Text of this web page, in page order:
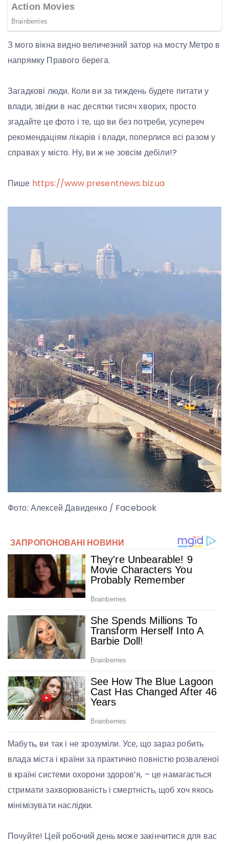
З мого вікна видно величезний затор на мосту Метро в
напрямку Правого берега.
Загадкові люди. Коли ви за тиждень будете питати у
влади, звідки в нас десятки тисяч хворих, просто
згадайте це фото і те, що ви без потреби, усупереч
рекомендаціям лікарів і влади, поперлися всі разом у
справах у місто. Ну, ви ж не зовсім дебіли!?
Пише https://www.presentnews.biz.ua
Фото: Алексей Давиденко / Facebook
Мабуть, ви так і не зрозуміли. Усе, що зараз робить
влада міста і країни за практично повністю розваленої
в країні системи охорони здоров’я, – це намагається
стримати захворюваність і смертність, щоб хоч якось
мінімізувати наслідки.
Почуйте! Цей робочий день може закінчитися для вас